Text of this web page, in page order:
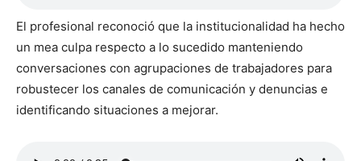
El profesional reconoció que la institucionalidad ha hecho
un mea culpa respecto a lo sucedido manteniendo
conversaciones con agrupaciones de trabajadores para
robustecer los canales de comunicación y denuncias e
identificando situaciones a mejorar.